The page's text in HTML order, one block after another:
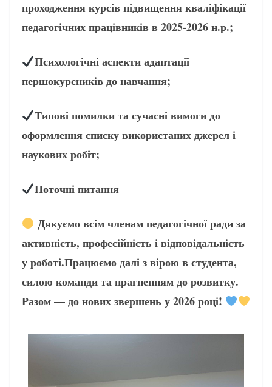
проходження курсів підвищення кваліфікації
педагогічних працівників в 2025-2026 н.р.;
Психологічні аспекти адаптації
першокурсників до навчання;
Типові помилки та сучасні вимоги до
оформлення списку використаних джерел і
наукових робіт;
Поточні питання
Дякуємо всім членам педагогічної ради за
активність, професійність і відповідальність
у роботі.Працюємо далі з вірою в студента,
силою команди та прагненням до розвитку.
Разом — до нових звершень у 2026 році!